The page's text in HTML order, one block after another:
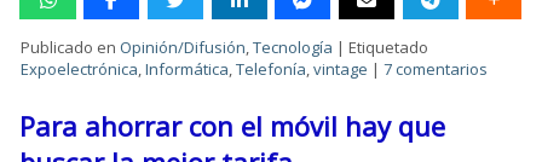
Publicado en Opinión/Difusión,Tecnología |Etiquetado
Expoelectrónica,Informática,Telefonía,vintage |7 comentarios
Para ahorrar con el móvil hay que